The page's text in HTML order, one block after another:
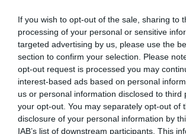
If you wish to opt-out of the sale, sharing to
processing of your personal or sensitive
targeted advertising by us, please use the
section to confirm your selection. Please
opt-out request is processed you may
interest-based ads based on personal
us or personal information disclosed to third
your opt-out. You may separately opt-out of
disclosure of your personal information by
IAB’s list of downstream participants. This
vonfritschthofena commenté : 27 août
la faute en est peut être à des
Allemandes, avec du personnel
connait ça ici, mais on maîtrise car en
l’habitude de se faire entu b .